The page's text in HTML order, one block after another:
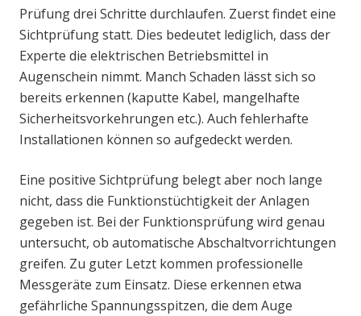
Prüfung drei Schritte durchlaufen. Zuerst findet eine
Sichtprüfung statt. Dies bedeutet lediglich, dass der
Experte die elektrischen Betriebsmittel in
Augenschein nimmt. Manch Schaden lässt sich so
bereits erkennen (kaputte Kabel, mangelhafte
Sicherheitsvorkehrungen etc.). Auch fehlerhafte
Installationen können so aufgedeckt werden.
Eine positive Sichtprüfung belegt aber noch lange
nicht, dass die Funktionstüchtigkeit der Anlagen
gegeben ist. Bei der Funktionsprüfung wird genau
untersucht, ob automatische Abschaltvorrichtungen
greifen. Zu guter Letzt kommen professionelle
Messgeräte zum Einsatz. Diese erkennen etwa
gefährliche Spannungsspitzen, die dem Auge